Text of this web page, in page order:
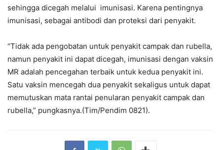
sehingga dicegah melalui imunisasi. Karena pentingnya
imunisasi, sebagai antibodi dan proteksi dari penyakit.
“Tidak ada pengobatan untuk penyakit campak dan rubella,
namun penyakit ini dapat dicegah, imunisasi dengan vaksin
MR adalah pencegahan terbaik untuk kedua penyakit ini.
Satu vaksin mencegah dua penyakit sekaligus untuk dapat
memutuskan mata rantai penularan penyakit campak dan
rubella,” pungkasnya.(Tim/Pendim 0821).